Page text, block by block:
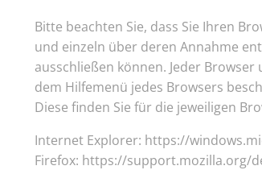
Bitte beachten Sie, dass Sie Ihren
und einzeln über deren Annahme
ausschließen können. Jeder
dem Hilfemenü jedes Browsers
Diese finden Sie für die jeweiligen
Internet Explorer: https://
Firefox: https://support.mozilla.org/